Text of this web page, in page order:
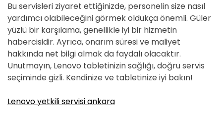
Bu servisleri ziyaret ettiğinizde, personelin size nasıl
yardımcı olabileceğini görmek oldukça önemli. Güler
yüzlü bir karşılama, genellikle iyi bir hizmetin
habercisidir. Ayrıca, onarım süresi ve maliyet
hakkında net bilgi almak da faydalı olacaktır.
Unutmayın, Lenovo tabletinizin sağlığı, doğru servis
seçiminde gizli. Kendinize ve tabletinize iyi bakın!
Lenovo yetkili servisi ankara